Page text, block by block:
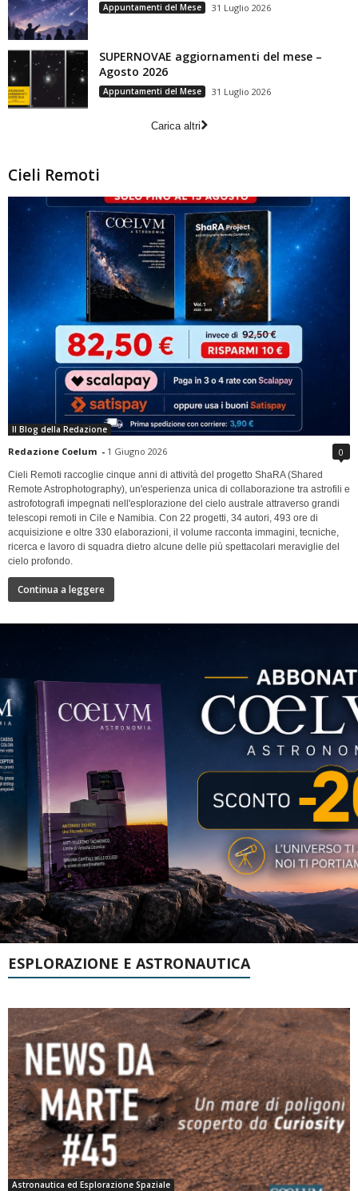
Appuntamenti del Mese 31 Luglio 2026
SUPERNOVAE aggiornamenti del mese –
Agosto 2026
Appuntamenti del Mese 31 Luglio 2026
Carica altri
Cieli Remoti
Il Blog della Redazione
Redazione Coelum - 1 Giugno 2026 0
Cieli Remoti raccoglie cinque anni di attività del progetto ShaRA (Shared
Remote Astrophotography), un'esperienza unica di collaborazione tra astrofili e
astrofotografi impegnati nell'esplorazione del cielo australe attraverso grandi
telescopi remoti in Cile e Namibia. Con 22 progetti, 34 autori, 493 ore di
acquisizione e oltre 330 elaborazioni, il volume racconta immagini, tecniche,
ricerca e lavoro di squadra dietro alcune delle più spettacolari meraviglie del
cielo profondo.
Continua a leggere
ESPLORAZIONE E ASTRONAUTICA
Astronautica ed Esplorazione Spaziale